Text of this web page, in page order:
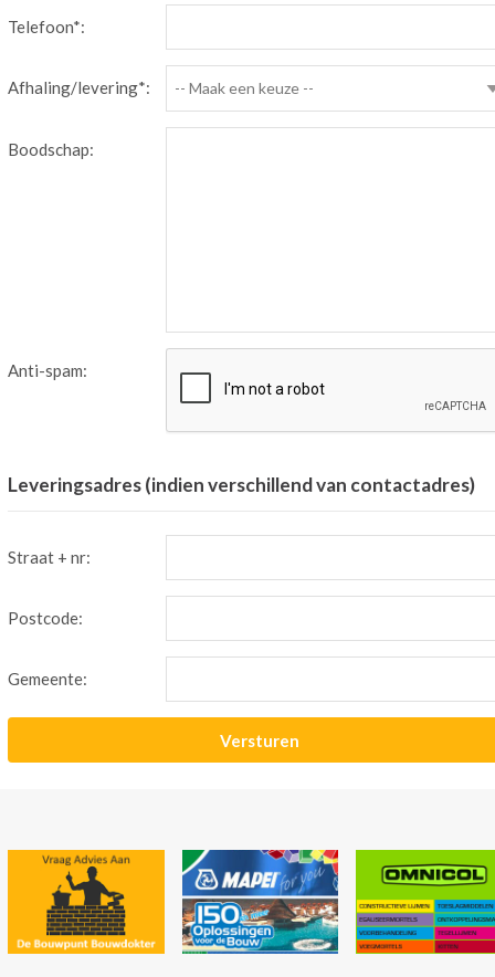
Telefoon*:
Afhaling/levering*: -- Maak een keuze --
Boodschap:
Anti-spam:
Leveringsadres (indien verschillend van contactadres)
Straat + nr:
Postcode:
Gemeente: